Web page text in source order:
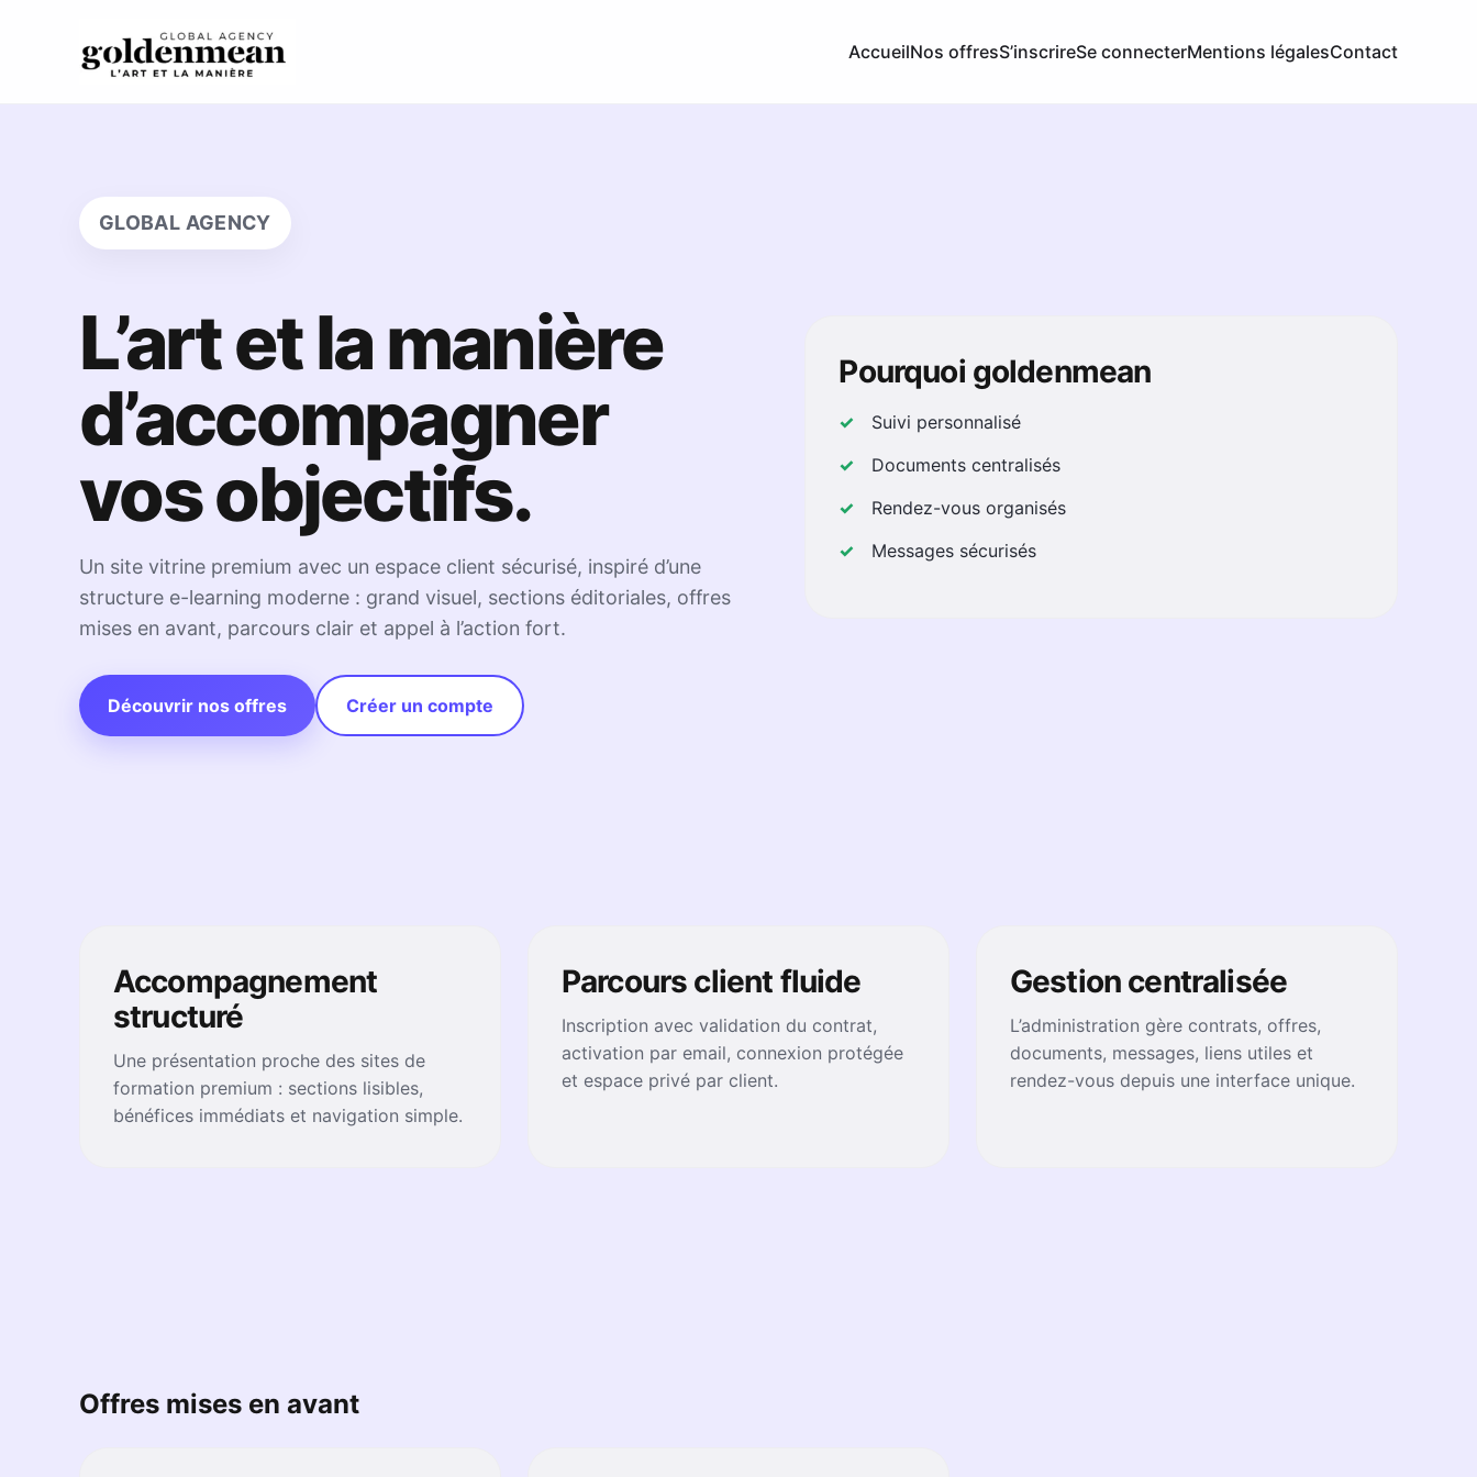
AccueilNos offresS’inscrireSe connecterMentions légalesContact
GLOBAL AGENCY
L’art et la manière
d’accompagner
vos objectifs.
Un site vitrine premium avec un espace client sécurisé, inspiré d’une
structure e-learning moderne : grand visuel, sections éditoriales, offres
mises en avant, parcours clair et appel à l’action fort.
Découvrir nos offres Créer un compte
Pourquoi goldenmean
Suivi personnalisé
Documents centralisés
Rendez-vous organisés
Messages sécurisés
Accompagnement
structuré
Une présentation proche des sites de
formation premium : sections lisibles,
bénéfices immédiats et navigation simple.
Parcours client fluide
Inscription avec validation du contrat,
activation par email, connexion protégée
et espace privé par client.
Gestion centralisée
L’administration gère contrats, offres,
documents, messages, liens utiles et
rendez-vous depuis une interface unique.
Offres mises en avant